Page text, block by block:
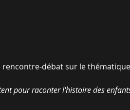
rencontre-débat sur le
pour raconter l'histoire des